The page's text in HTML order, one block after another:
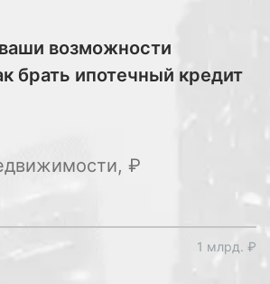
возможности
брать ипотечный кредит
₽
1 млрд. ₽